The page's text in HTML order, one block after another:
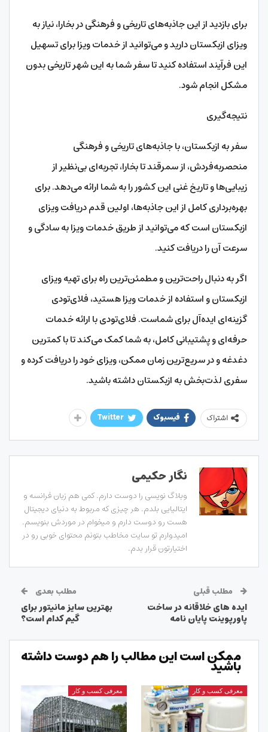
برای بازدید از این جاذبه‌های تاریخی و فرهنگی در بخارا، نیاز به
ویزای ازبکستان دارید و می‌توانید از خدمات ویزا برای تسهیل
این فرآیند استفاده کنید تا سفر شما به این شهر تاریخی بدون
مشکل انجام شود.
نتیجه‌گیری
سفر به ازبکستان، با جاذبه‌های تاریخی و فرهنگی
منحصربه‌فردش، از سمرقند تا بخارا، تجربه‌ای بی‌نظیر از
زیبایی‌ها و تاریخ غنی این کشور را به شما ارائه می‌دهد. برای
بهره‌برداری کامل از این جاذبه‌ها، اولین قدم دریافت ویزای
ازبکستان است که می‌توانید از طریق خدمات ویزا به سادگی و
سرعت آن را دریافت کنید.
اگر به دنبال راحت‌ترین و مطمئن‌ترین راه برای تهیه ویزای
ازبکستان و استفاده از خدمات ویزا هستید، فلای‌تودی
گزینه‌ای ایده‌آل برای شماست. فلای‌تودی با ارائه خدمات
حرفه‌ای و پشتیبانی کامل، به شما کمک می‌کند تا با کمترین
دغدغه و در سریع‌ترین زمان ممکن، ویزای خود را دریافت کرده و
سفری لذت‌بخش به ازبکستان داشته باشید.
اشتراک فیسبوک Twitter
نگار حکیمی
وبلاگ نویسی را دوست دارم. کمی هم زبان فرانسه و
ایتالیایی بلدم. هر چیزی که مربوط به دنیای دیجیتال
هست رو دوست دارم و میخوام در موردش بنویسم.
امیدوارم تو سایت مخاطب بتونم محتوای خوبی رو در
اختیارتون قرار بدم.
مطلب قبلی
ایده های خلاقانه در ساخت
پاورپوینت پایان نامه
مطلب بعدی
بهترین سایز مانیتور برای
گیم کدام است؟
ممکن است این مطالب را هم دوست داشته
باشید
معرفی کسب و کار معرفی کسب و کار